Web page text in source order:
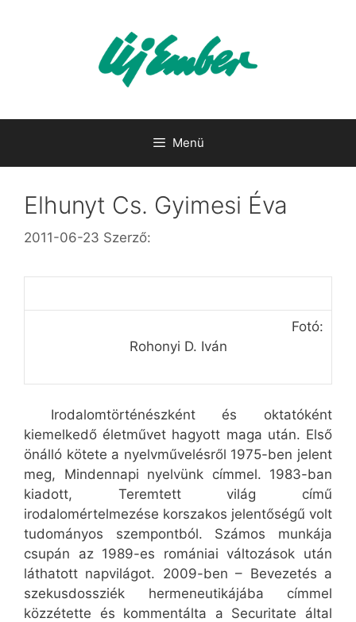
Menü
Elhunyt Cs. Gyimesi Éva
2011-06-23 Szerző:
Fotó:
Rohonyi D. Iván
Irodalomtörténészként és oktatóként
kiemelkedő életművet hagyott maga után. Első
önálló kötete a nyelvművelésről 1975-ben jelent
meg, Mindennapi nyelvünk címmel. 1983-ban
kiadott, Teremtett világ című
irodalomértelmezése korszakos jelentőségű volt
tudományos szempontból. Számos munkája
csupán az 1989-es romániai változások után
láthatott napvilágot. 2009-ben – Bevezetés a
szekusdossziék hermeneutikájába címmel
közzétette és kommentálta a Securitate által